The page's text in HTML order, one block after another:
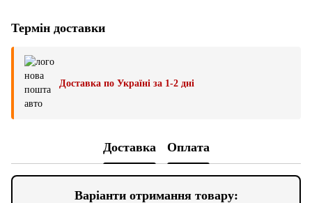
Термін доставки
Доставка по Україні за 1-2 дні
Доставка Оплата
Варіанти отримання товару: